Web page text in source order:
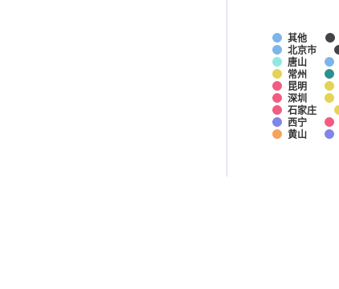
其他
北京市
唐山
常州
昆明
深圳
石家庄
西宁
黄山